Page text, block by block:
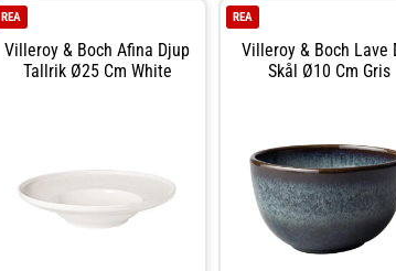
Skålar & Uppläggningsfat hos Royal
Design.
Villeroy & Boch Afina Djup
Tallrik Ø25 Cm White
REA
Villeroy & Boch Lave
Skål Ø10 Cm Gris
REA